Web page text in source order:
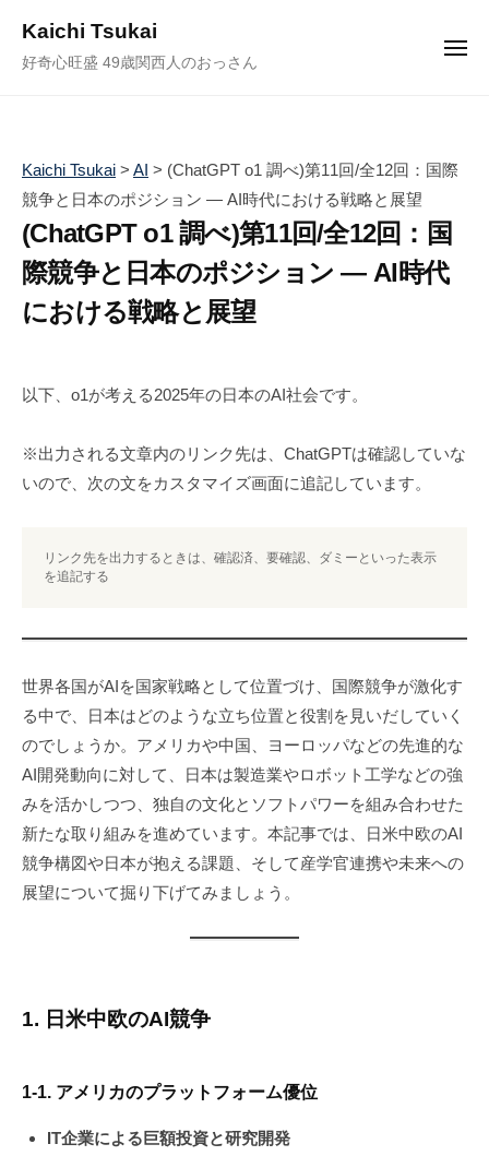
Kaichi Tsukai
好奇心旺盛 49歳関西人のおっさん
メ
Kaichi Tsukai > AI > (ChatGPT o1 調べ)第11回/全12回：国際
競争と日本のポジション — AI時代における戦略と展望
(ChatGPT o1 調べ)第11回/全12回：国
際競争と日本のポジション — AI時代
における戦略と展望
年
2
海
地
コ
メ
以下、o1が考える2025年の日本のAI社会です。
※出力される文章内のリンク先は、ChatGPTは確認していな
いので、次の文をカスタマイズ画面に追記しています。
リンク先を出力するときは、確認済、要確認、ダミーといった表示
を追記する
世界各国がAIを国家戦略として位置づけ、国際競争が激化す
る中で、日本はどのような立ち位置と役割を見いだしていく
のでしょうか。アメリカや中国、ヨーロッパなどの先進的な
AI開発動向に対して、日本は製造業やロボット工学などの強
みを活かしつつ、独自の文化とソフトパワーを組み合わせた
新たな取り組みを進めています。本記事では、日米中欧のAI
競争構図や日本が抱える課題、そして産学官連携や未来への
展望について掘り下げてみましょう。
1. 日米中欧のAI競争
1-1. アメリカのプラットフォーム優位
IT企業による巨額投資と研究開発